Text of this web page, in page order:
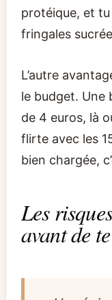
protéique, et
fringales
L’autre
le budget. Une
de 4 euros, là
flirte avec les
bien chargée,
Les
avant de